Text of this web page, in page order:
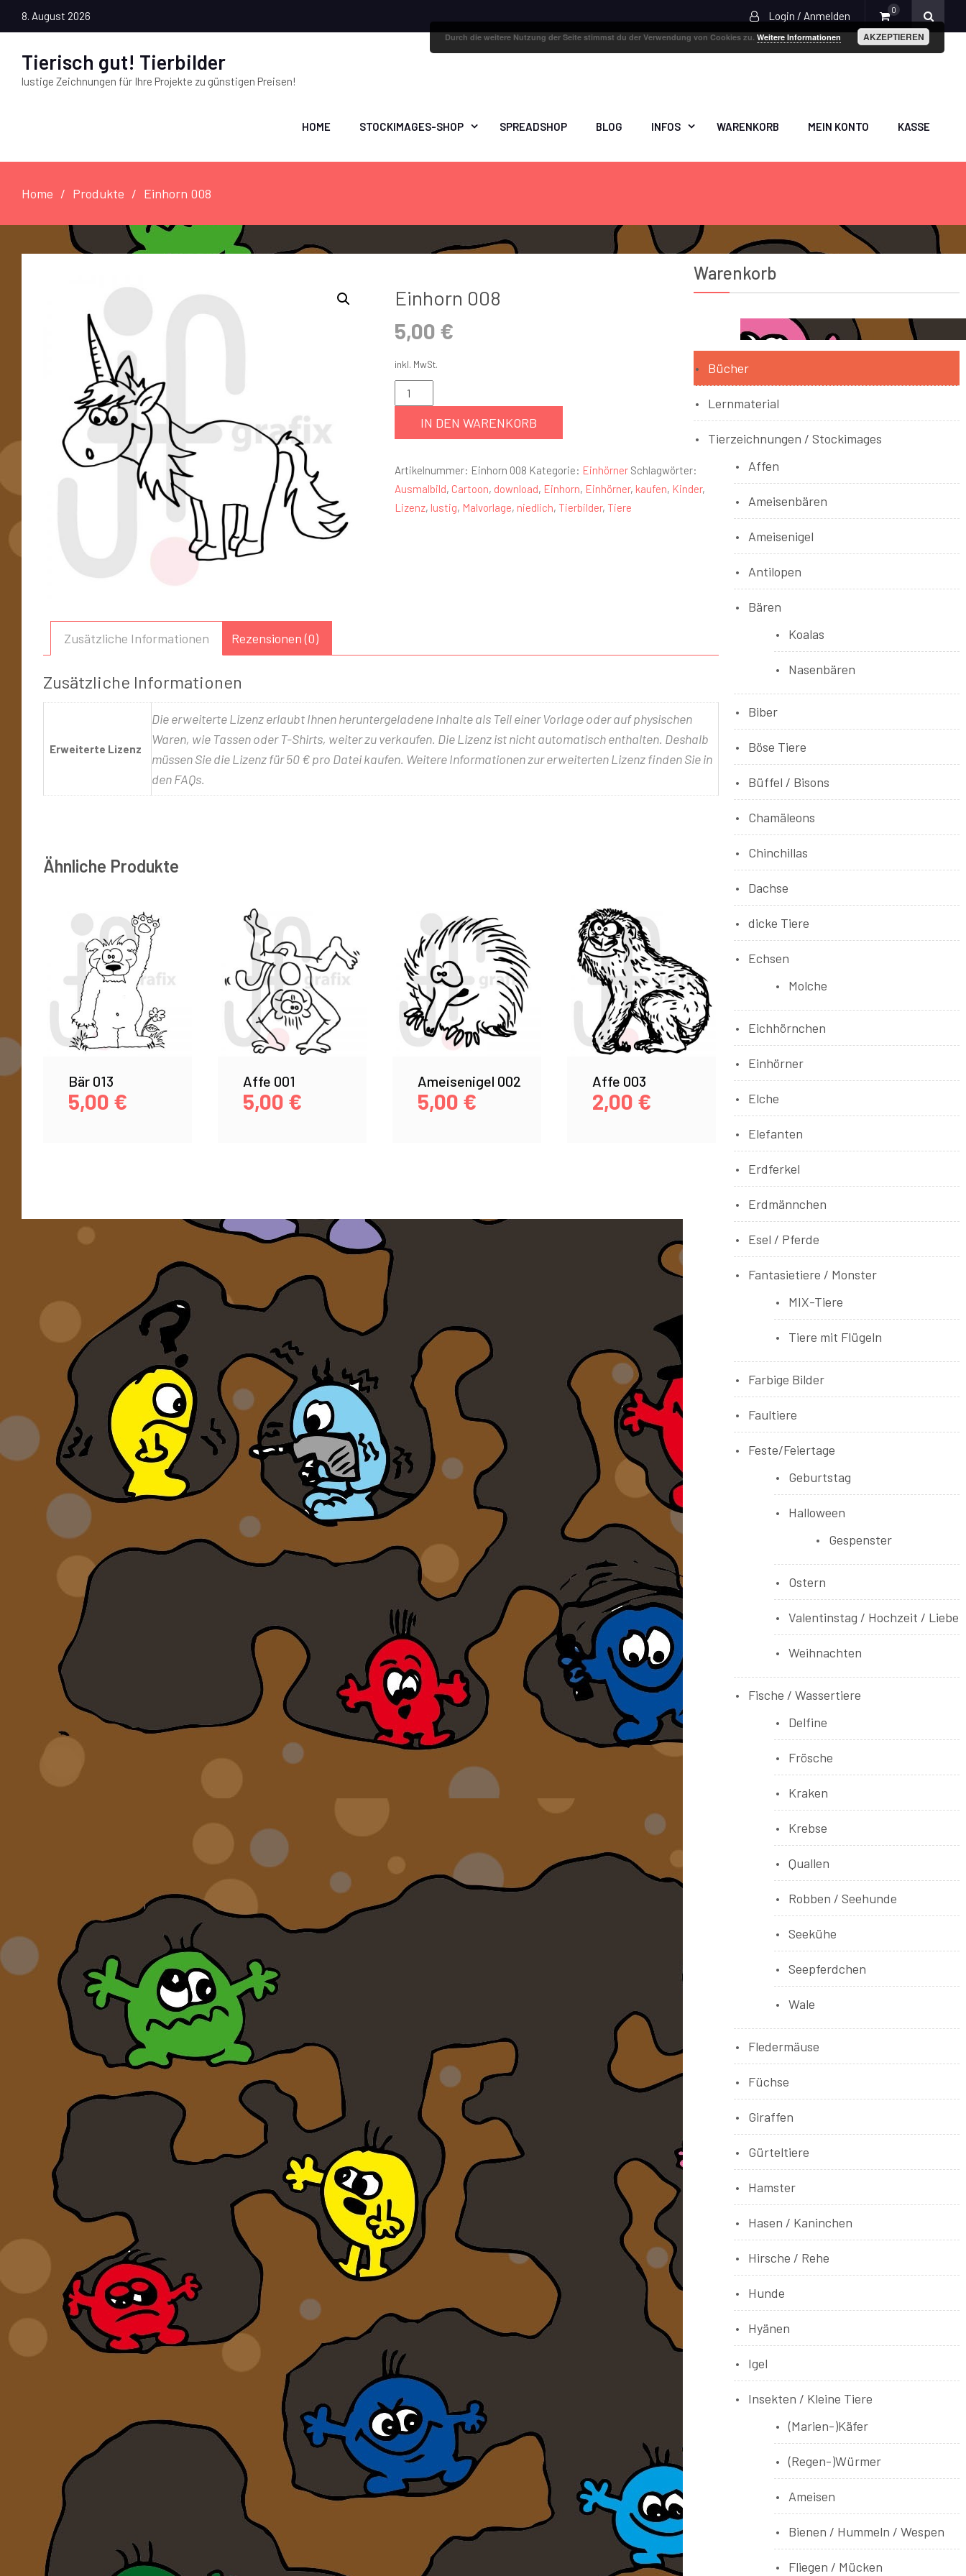
8. August 2026 Login / Anmelden 0
Tierisch gut! Tierbilder
lustige Zeichnungen für Ihre Projekte zu günstigen Preisen!
HOME STOCKIMAGES-SHOP SPREADSHOP BLOG INFOS WARENKORB MEIN KONTO KASSE
Home Produkte Einhorn 008
Einhorn 008
5,00 €
inkl. MwSt.
IN DEN WARENKORB
Artikelnummer: Einhorn 008 Kategorie: Einhörner Schlagwörter:
Ausmalbild, Cartoon, download, Einhorn, Einhörner, kaufen, Kinder,
Lizenz, lustig, Malvorlage, niedlich, Tierbilder, Tiere
Zusätzliche Informationen Rezensionen (0)
Zusätzliche Informationen
Erweiterte Lizenz
Die erweiterte Lizenz erlaubt Ihnen heruntergeladene Inhalte als Teil einer Vorlage oder auf physischen
Waren, wie Tassen oder T-Shirts, weiter zu verkaufen. Die Lizenz ist nicht automatisch enthalten. Deshalb
müssen Sie die Lizenz für 50 € pro Datei kaufen. Weitere Informationen zur erweiterten Lizenz finden Sie in
den FAQs.
Ähnliche Produkte
Bär 013
5,00 €
Affe 001
5,00 €
Ameisenigel 002
5,00 €
Affe 003
2,00 €
Warenkorb
Bücher
Lernmaterial
Tierzeichnungen / Stockimages
Affen
Ameisenbären
Ameisenigel
Antilopen
Bären
Koalas
Nasenbären
Biber
Böse Tiere
Büffel / Bisons
Chamäleons
Chinchillas
Dachse
dicke Tiere
Echsen
Molche
Eichhörnchen
Einhörner
Elche
Elefanten
Erdferkel
Erdmännchen
Esel / Pferde
Fantasietiere / Monster
MIX-Tiere
Tiere mit Flügeln
Farbige Bilder
Faultiere
Feste/Feiertage
Geburtstag
Halloween
Gespenster
Ostern
Valentinstag / Hochzeit / Liebe
Weihnachten
Fische / Wassertiere
Delfine
Frösche
Kraken
Krebse
Quallen
Robben / Seehunde
Seekühe
Seepferdchen
Wale
Fledermäuse
Füchse
Giraffen
Gürteltiere
Hamster
Hasen / Kaninchen
Hirsche / Rehe
Hunde
Hyänen
Igel
Insekten / Kleine Tiere
(Marien-)Käfer
(Regen-)Würmer
Ameisen
Bienen / Hummeln / Wespen
Fliegen / Mücken
Durch die weitere Nutzung der Seite stimmst du der Verwendung von Cookies zu. Weitere Informationen AKZEPTIEREN